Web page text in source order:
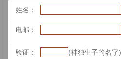
姓名：
电邮：
验证： (神独生子的名字)